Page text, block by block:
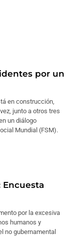
por un
en construcción,
junto a otros tres
un diálogo
Mundial (FSM).
Encuesta
por la excesiva
humanos y
no gubernamental